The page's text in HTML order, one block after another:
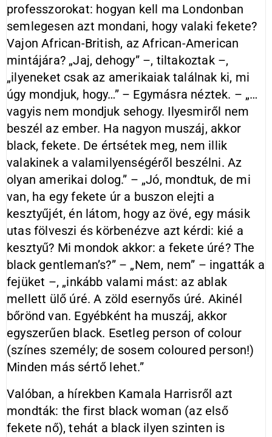
professzorokat: hogyan kell ma Londonban
semlegesen azt mondani, hogy valaki fekete?
Vajon African-British, az African-American
mintájára? „Jaj, dehogy” –, tiltakoztak –,
„ilyeneket csak az amerikaiak találnak ki, mi
úgy mondjuk, hogy…” – Egymásra néztek. – „…
vagyis nem mondjuk sehogy. Ilyesmiről nem
beszél az ember. Ha nagyon muszáj, akkor
black, fekete. De értsétek meg, nem illik
valakinek a valamilyenségéről beszélni. Az
olyan amerikai dolog.” – „Jó, mondtuk, de mi
van, ha egy fekete úr a buszon elejti a
kesztyűjét, én látom, hogy az övé, egy másik
utas fölveszi és körbenézve azt kérdi: kié a
kesztyű? Mi mondok akkor: a fekete úré? The
black gentleman’s?” – „Nem, nem” – ingatták a
fejüket –, „inkább valami mást: az ablak
mellett ülő úré. A zöld esernyős úré. Akinél
bőrönd van. Egyébként ha muszáj, akkor
egyszerűen black. Esetleg person of colour
(színes személy; de sosem coloured person!)
Minden más sértő lehet.”
Valóban, a hírekben Kamala Harrisről azt
mondták: the first black woman (az első
fekete nő), tehát a black ilyen szinten is